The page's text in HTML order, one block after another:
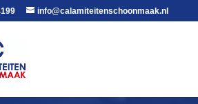
info@calamiteitenschoonmaak.nl